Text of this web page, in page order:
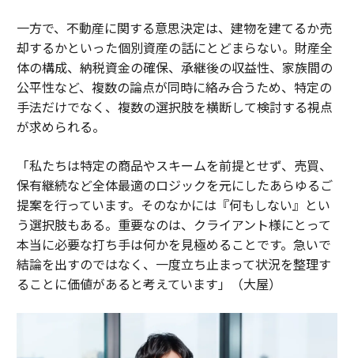
一方で、不動産に関する意思決定は、建物を建てるか売
却するかといった個別資産の話にとどまらない。財産全
体の構成、納税資金の確保、承継後の収益性、家族間の
公平性など、複数の論点が同時に絡み合うため、特定の
手法だけでなく、複数の選択肢を横断して検討する視点
が求められる。
「私たちは特定の商品やスキームを前提とせず、売買、
保有継続など全体最適のロジックを元にしたあらゆるご
提案を行っています。そのなかには『何もしない』とい
う選択肢もある。重要なのは、クライアント様にとって
本当に必要な打ち手は何かを見極めることです。急いで
結論を出すのではなく、一度立ち止まって状況を整理す
ることに価値があると考えています」（大屋）